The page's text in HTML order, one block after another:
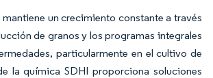
un crecimiento constante a través
de granos y los programas integrales
particularmente en el cultivo de
la química SDHI proporciona soluciones